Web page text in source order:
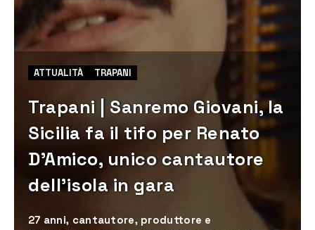
ATTUALITÀ TRAPANI
Trapani | Sanremo Giovani, la
Sicilia fa il tifo per Renato
D’Amico, unico cantautore
dell’isola in gara
27 anni, cantautore, produttore e